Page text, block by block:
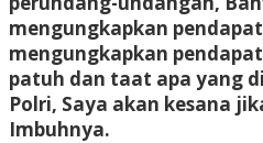
mengungkapkan
mengungkapkan
patuh dan taat apa yang
Polri, Saya akan kesana
Imbuhnya.